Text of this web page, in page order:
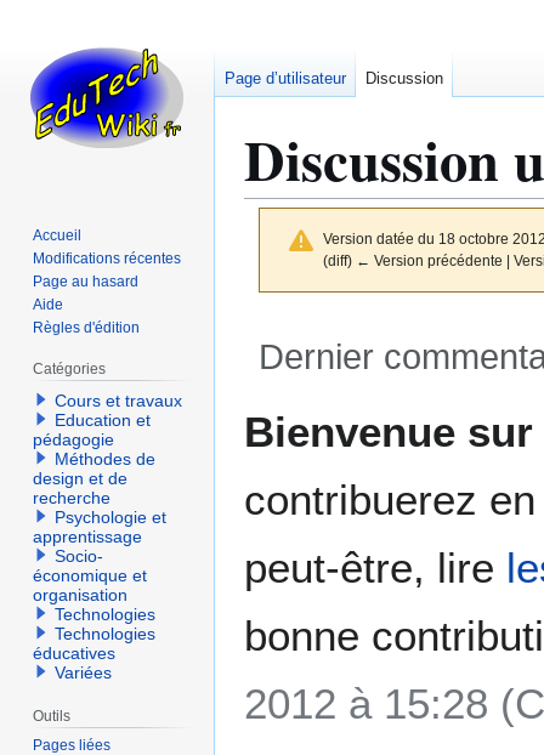
Discussion
Version datée du 18 octobre
(diff) ← Version précédente |
Dernier
navigation
recherche
Bienvenue sur
contribuerez
peut-être, lire
bonne
2012 à 15:28
Page d’utilisateur Discussion
Accueil
Modifications récentes
Page au hasard
Aide
Règles d'édition
Catégories
Cours et travaux
Education et
pédagogie
Méthodes de
design et de
recherche
Psychologie et
apprentissage
Socio-
économique et
organisation
Technologies
Technologies
éducatives
Variées
Outils
Pages liées